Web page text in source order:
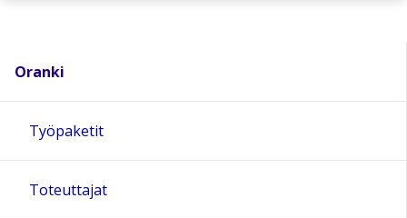
Oranki
Työpaketit
Toteuttajat